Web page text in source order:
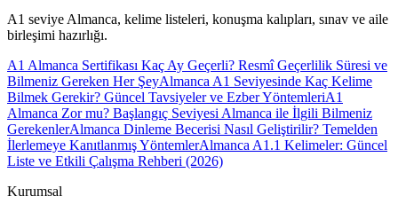
A1 seviye Almanca, kelime listeleri, konuşma kalıpları, sınav ve aile
birleşimi hazırlığı.
A1 Almanca Sertifikası Kaç Ay Geçerli? Resmî Geçerlilik Süresi ve
Bilmeniz Gereken Her ŞeyAlmanca A1 Seviyesinde Kaç Kelime
Bilmek Gerekir? Güncel Tavsiyeler ve Ezber YöntemleriA1
Almanca Zor mu? Başlangıç Seviyesi Almanca ile İlgili Bilmeniz
GerekenlerAlmanca Dinleme Becerisi Nasıl Geliştirilir? Temelden
İlerlemeye Kanıtlanmış YöntemlerAlmanca A1.1 Kelimeler: Güncel
Liste ve Etkili Çalışma Rehberi (2026)
Kurumsal